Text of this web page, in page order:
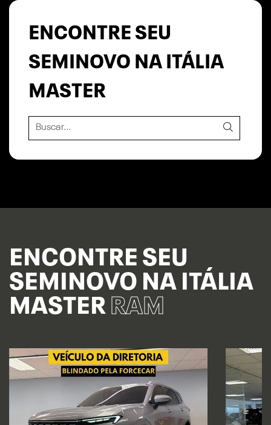
ENCONTRE SEU
SEMINOVO NA ITÁLIA
MASTER
ENCONTRE SEU
SEMINOVO NA ITÁLIA
MASTER RAM